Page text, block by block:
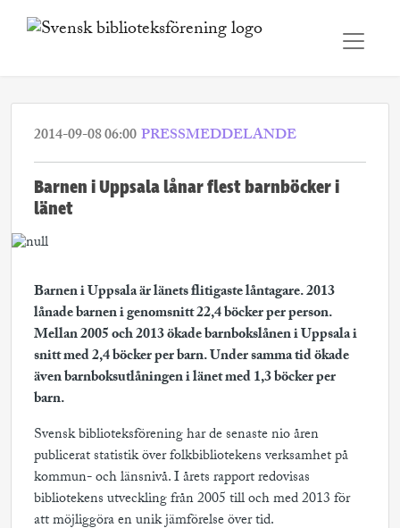
2014-09-08 06:00PRESSMEDDELANDE
Barnen i Uppsala lånar flest barnböcker i
länet
Barnen i Uppsala är länets flitigaste låntagare. 2013
lånade barnen i genomsnitt 22,4 böcker per person.
Mellan 2005 och 2013 ökade barnbokslånen i Uppsala i
snitt med 2,4 böcker per barn. Under samma tid ökade
även barnboksutlåningen i länet med 1,3 böcker per
barn.
Svensk biblioteksförening har de senaste nio åren
publicerat statistik över folkbibliotekens verksamhet på
kommun- och länsnivå. I årets rapport redovisas
bibliotekens utveckling från 2005 till och med 2013 för
att möjliggöra en unik jämförelse över tid.